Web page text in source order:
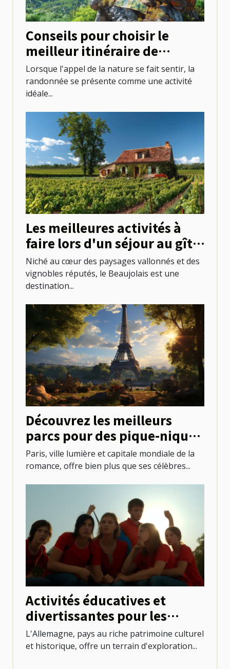
Conseils pour choisir le
meilleur itinéraire de
randonnée
Lorsque l'appel de la nature se fait sentir, la
randonnée se présente comme une activité
idéale...
Les meilleures activités à
faire lors d'un séjour au gîte
du Beaujolais
Niché au cœur des paysages vallonnés et des
vignobles réputés, le Beaujolais est une
destination...
Découvrez les meilleurs
parcs pour des pique-niques
familiaux à Paris
Paris, ville lumière et capitale mondiale de la
romance, offre bien plus que ses célèbres...
Activités éducatives et
divertissantes pour les
élèves en visite en
Allemagne
L'Allemagne, pays au riche patrimoine culturel
et historique, offre un terrain d'exploration...